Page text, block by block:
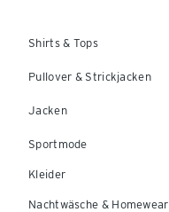
Shirts & Tops
Pullover & Strickjacken
Jacken
Sportmode
Kleider
Nachtwäsche & Homewear